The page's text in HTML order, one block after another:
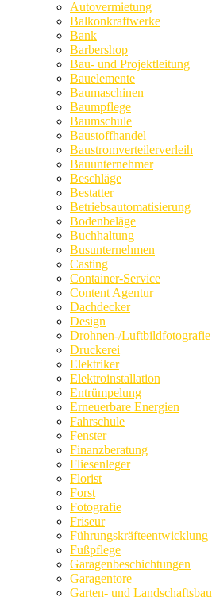
Autovermietung
Balkonkraftwerke
Bank
Barbershop
Bau- und Projektleitung
Bauelemente
Baumaschinen
Baumpflege
Baumschule
Baustoffhandel
Baustromverteilerverleih
Bauunternehmer
Beschläge
Bestatter
Betriebsautomatisierung
Bodenbeläge
Buchhaltung
Busunternehmen
Casting
Container-Service
Content Agentur
Dachdecker
Design
Drohnen-/Luftbildfotografie
Druckerei
Elektriker
Elektroinstallation
Entrümpelung
Erneuerbare Energien
Fahrschule
Fenster
Finanzberatung
Fliesenleger
Florist
Forst
Fotografie
Friseur
Führungskräfteentwicklung
Fußpflege
Garagenbeschichtungen
Garagentore
Garten- und Landschaftsbau